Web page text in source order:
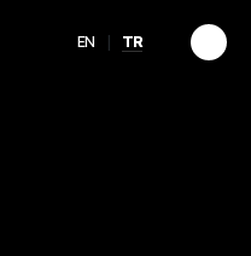
EN TR